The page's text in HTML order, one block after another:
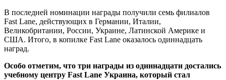
В последней номинации награды получили семь филиалов
Fast Lane, действующих в Германии, Италии,
Великобритании, России, Украине, Латинской Америке и
США. Итого, в копилке Fast Lane оказалось одиннадцать
наград.
Особо отметим, что три награды из одиннадцати достались
учебному центру Fast Lane Украина, который стал